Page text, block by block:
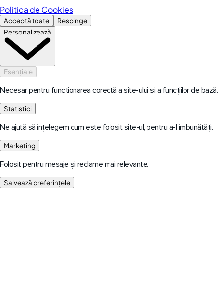
Politica de Cookies
Acceptă toate
Respinge
Personalizează
Esențiale
Necesar pentru funcționarea corectă a site-ului și a funcțiilor de bază.
Statistici
Ne ajută să înțelegem cum este folosit site-ul, pentru a-l îmbunătăți.
Marketing
Folosit pentru mesaje și reclame mai relevante.
Salvează preferințele